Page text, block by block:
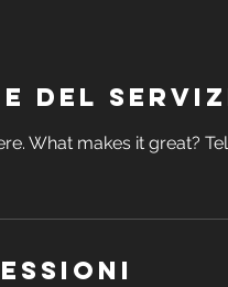
del
What makes it great?